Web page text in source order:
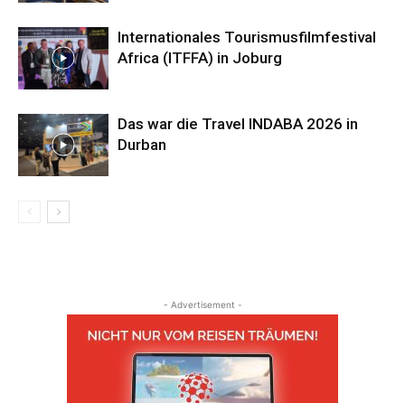
Internationales Tourismusfilmfestival
Africa (ITFFA) in Joburg
Das war die Travel INDABA 2026 in
Durban
- Advertisement -